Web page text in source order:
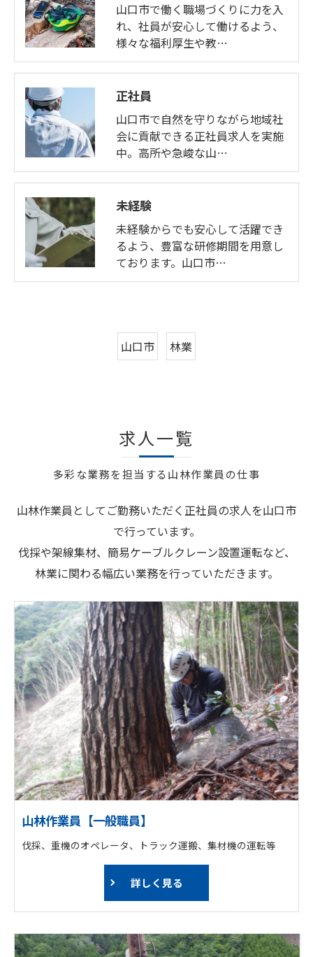
山口市で働く職場づくりに力を入
れ、社員が安心して働けるよう、
様々な福利厚生や教…
正社員
山口市で自然を守りながら地域社
会に貢献できる正社員求人を実施
中。高所や急峻な山…
未経験
未経験からでも安心して活躍でき
るよう、豊富な研修期間を用意し
ております。山口市…
山口市 林業
多彩な業務を担当する山林作業員の仕事
求人一覧
山林作業員としてご勤務いただく正社員の求人を山口市
で行っています。
伐採や架線集材、簡易ケーブルクレーン設置運転など、
林業に関わる幅広い業務を行っていただきます。
山林作業員【一般職員】
伐採、重機のオペレータ、トラック運搬、集材機の運転等
詳しく見る